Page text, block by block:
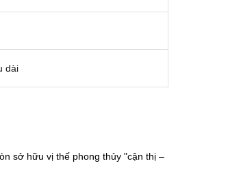
dài
sở hữu vị thế phong thủy "cận thị –